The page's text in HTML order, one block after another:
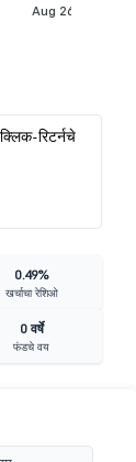
Aug 26
रिटर्नचे
0.49%
खर्चाचा रेशिओ
0 वर्षे
फंडचे वय